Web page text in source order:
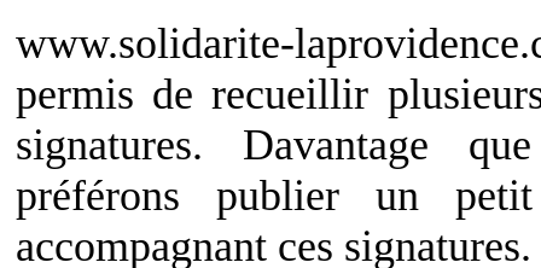
www.solidarite-
permis de recueillir
signatures. Davantage
préférons publier un
accompagnant ces signatures.